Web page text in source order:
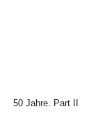
50 Jahre. Part II